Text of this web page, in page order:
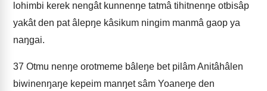
lohimbi kerek nengât kunnenŋe tatmâ tihitnenŋe otbisâp
yakât den pat âlepŋe kâsikum ningim manmâ gaop ya
naŋgai.
37 Otmu nenŋe orotmeme bâleŋe bet pilâm Anitâhâlen
biwinenŋaŋe kepeim manŋet sâm Yoaneŋe den